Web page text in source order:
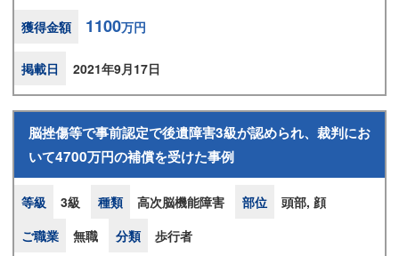
獲得金額 1100万円
掲載日 2021年9月17日
脳挫傷等で事前認定で後遺障害3級が認められ、裁判にお
いて4700万円の補償を受けた事例
等級 3級 種類 高次脳機能障害 部位
頭部, 顔
ご職業
無職 分類 歩行者